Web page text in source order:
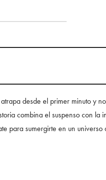
desde el primer minuto y
combina el suspenso con la
para sumergirte en un